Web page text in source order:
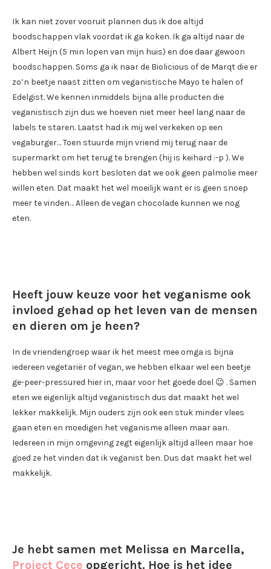
Ik kan niet zover vooruit plannen dus ik doe altijd
boodschappen vlak voordat ik ga koken. Ik ga altijd naar de
Albert Heijn (5 min lopen van mijn huis) en doe daar gewoon
boodschappen. Soms ga ik naar de Biolicious of de Marqt die er
zo’n beetje naast zitten om veganistische Mayo te halen of
Edelgist. We kennen inmiddels bijna alle producten die
veganistisch zijn dus we hoeven niet meer heel lang naar de
labels te staren. Laatst had ik mij wel verkeken op een
vegaburger… Toen stuurde mijn vriend mij terug naar de
supermarkt om het terug te brengen (hij is keihard :-p ). We
hebben wel sinds kort besloten dat we ook geen palmolie meer
willen eten. Dat maakt het wel moeilijk want er is geen snoep
meer te vinden… Alleen de vegan chocolade kunnen we nog
eten.
Heeft jouw keuze voor het veganisme ook
invloed gehad op het leven van de mensen
en dieren om je heen?
In de vriendengroep waar ik het meest mee omga is bijna
iedereen vegetariër of vegan, we hebben elkaar wel een beetje
ge-peer-pressured hier in, maar voor het goede doel 😉 . Samen
eten we eigenlijk altijd veganistisch dus dat maakt het wel
lekker makkelijk. Mijn ouders zijn ook een stuk minder vlees
gaan eten en moedigen het veganisme alleen maar aan.
Iedereen in mijn omgeving zegt eigenlijk altijd alleen maar hoe
goed ze het vinden dat ik veganist ben. Dus dat maakt het wel
makkelijk.
Je hebt samen met Melissa en Marcella,
Project Cece opgericht. Hoe is het idee